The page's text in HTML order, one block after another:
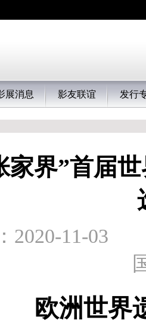
展消息 影友联谊 发行
家界”首届
2020-11-
欧洲世界